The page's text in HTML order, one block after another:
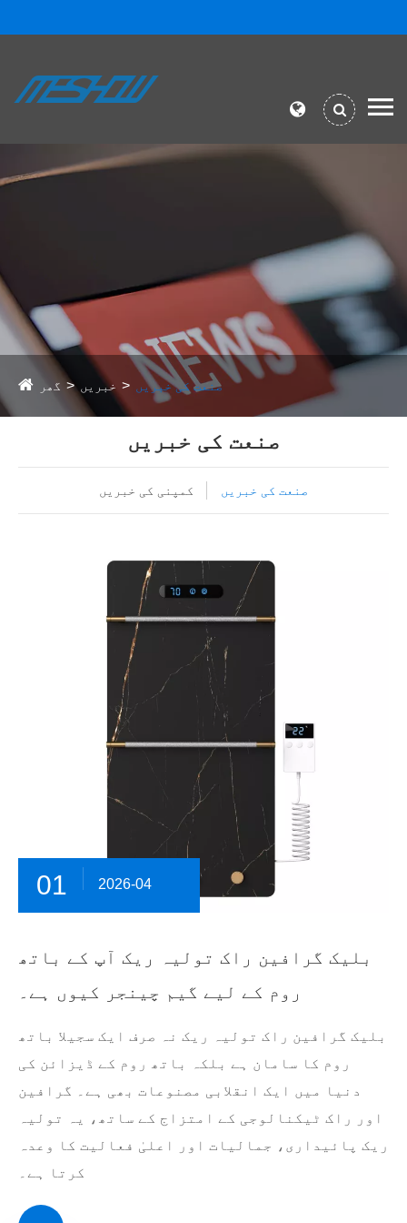
گھر خبریں صنعت کی خبریں
صنعت کی خبریں
کمپنی کی خبریں صنعت کی خبریں
01 2026-04
بلیک گرافین راک تولیہ ریک آپ کے باتھ
روم کے لیے گیم چینجر کیوں ہے۔
بلیک گرافین راک تولیہ ریک نہ صرف ایک سجیلا باتھ
روم کا سامان ہے بلکہ باتھ روم کے ڈیزائن کی
دنیا میں ایک انقلابی مصنوعات بھی ہے۔ گرافین
اور راک ٹیکنالوجی کے امتزاج کے ساتھ، یہ تولیہ
ریک پائیداری، جمالیات اور اعلیٰ فعالیت کا وعدہ
کرتا ہے۔